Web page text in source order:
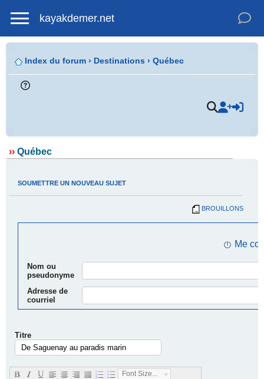
kayakdemer.net
Index du forum › Destinations › Québec
›› Québec
SOUMETTRE UN NOUVEAU SUJET
BROUILLONS
Me
Nom ou
pseudonyme
Adresse de
courriel
Titre
Font Size...